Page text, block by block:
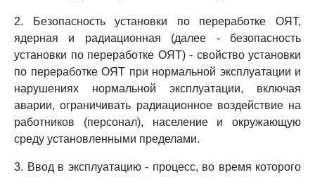
2. Безопасность установки по переработке ОЯТ,
ядерная и радиационная (далее - безопасность
установки по переработке ОЯТ) - свойство установки
по переработке ОЯТ при нормальной эксплуатации и
нарушениях нормальной эксплуатации, включая
аварии, ограничивать радиационное воздействие на
работников (персонал), население и окружающую
среду установленными пределами.
3. Ввод в эксплуатацию - процесс, во время которого